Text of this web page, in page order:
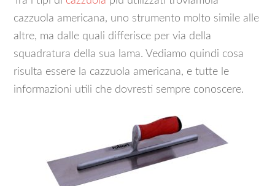
cazzuola americana, uno strumento molto simile alle
altre, ma dalle quali differisce per via della
squadratura della sua lama. Vediamo quindi cosa
risulta essere la cazzuola americana, e tutte le
informazioni utili che dovresti sempre conoscere.